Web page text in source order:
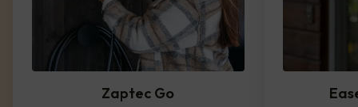
Zaptec Go